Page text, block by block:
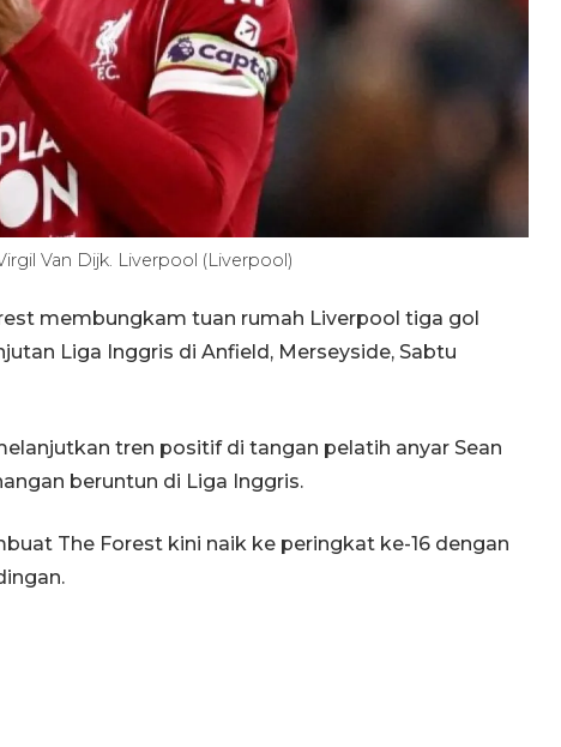
Van Dijk. Liverpool (Liverpool)
membungkam tuan rumah Liverpool tiga gol
Liga Inggris di Anfield, Merseyside, Sabtu
tren positif di tangan pelatih anyar Sean
beruntun di Liga Inggris.
The Forest kini naik ke peringkat ke-16 dengan